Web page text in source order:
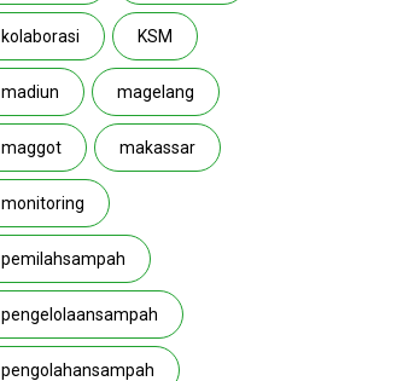
kolaborasi KSM
madiun magelang
maggot makassar
monitoring
pemilahsampah
pengelolaansampah
pengolahansampah